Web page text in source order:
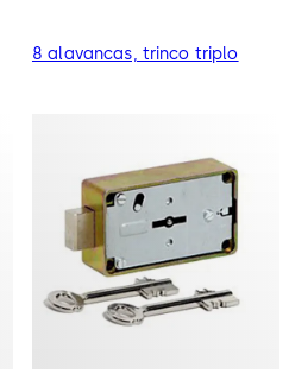
8 alavancas, trinco triplo